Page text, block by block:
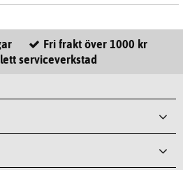
Fri frakt över 1000 kr
serviceverkstad